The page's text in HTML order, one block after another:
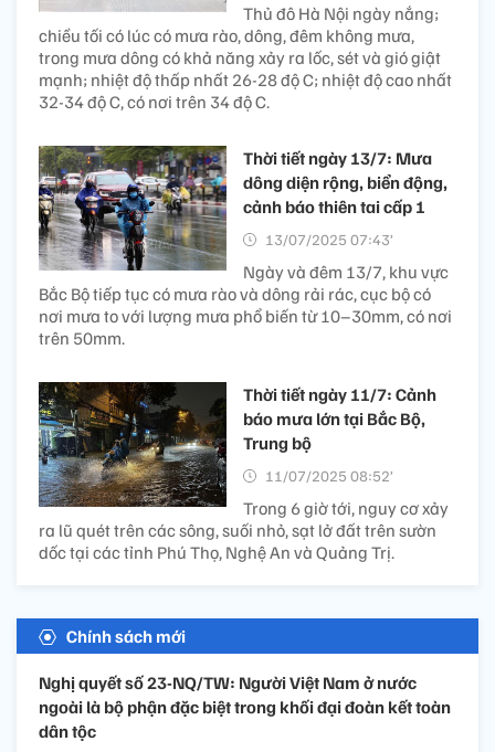
Thủ đô Hà Nội ngày nắng;
chiều tối có lúc có mưa rào, dông, đêm không mưa,
trong mưa dông có khả năng xảy ra lốc, sét và gió giật
mạnh; nhiệt độ thấp nhất 26-28 độ C; nhiệt độ cao nhất
32-34 độ C, có nơi trên 34 độ C.
Thời tiết ngày 13/7: Mưa
dông diện rộng, biển động,
cảnh báo thiên tai cấp 1
13/07/2025 07:43’
Ngày và đêm 13/7, khu vực
Bắc Bộ tiếp tục có mưa rào và dông rải rác, cục bộ có
nơi mưa to với lượng mưa phổ biến từ 10–30mm, có nơi
trên 50mm.
Thời tiết ngày 11/7: Cảnh
báo mưa lớn tại Bắc Bộ,
Trung bộ
11/07/2025 08:52’
Trong 6 giờ tới, nguy cơ xảy
ra lũ quét trên các sông, suối nhỏ, sạt lở đất trên sườn
dốc tại các tỉnh Phú Thọ, Nghệ An và Quảng Trị.
Chính sách mới
Nghị quyết số 23-NQ/TW: Người Việt Nam ở nước
ngoài là bộ phận đặc biệt trong khối đại đoàn kết toàn
dân tộc